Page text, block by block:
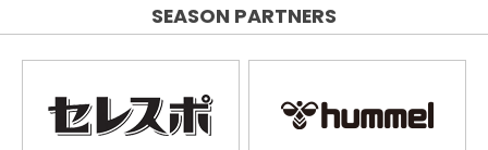
SEASON PARTNERS